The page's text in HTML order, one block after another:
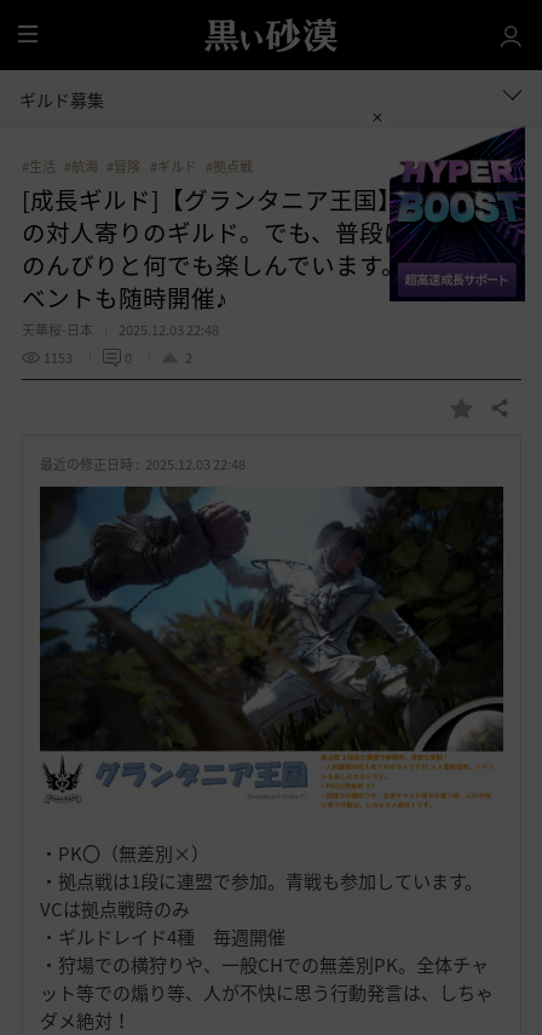
全
体
ギルド募集
#生活 #航海 #冒険 #ギルド #拠点戦
[成長ギルド]【グランタニア王国】人柄重視
の対人寄りのギルド。でも、普段はまったり
のんびりと何でも楽しんでいます。ギルドイ
ベントも随時開催♪
天華桜-日本
2025.12.03 22:48
1153
0 2
お 共有する
最近の修正日時 : 2025.12.03 22:48
・PK〇（無差別×）
・拠点戦は1段に連盟で参加。青戦も参加しています。
VCは拠点戦時のみ
・ギルドレイド4種 毎週開催
・狩場での横狩りや、一般CHでの無差別PK。全体チャ
ット等での煽り等、人が不快に思う行動発言は、しちゃ
ダメ絶対！